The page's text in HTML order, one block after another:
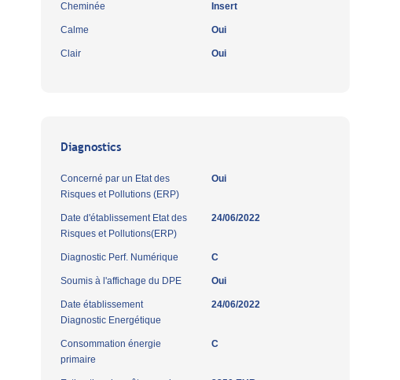
Cheminée Insert
Calme Oui
Clair Oui
Diagnostics
Concerné par un Etat des
Risques et Pollutions (ERP)
Oui
Date d'établissement Etat des
Risques et Pollutions(ERP)
24/06/2022
Diagnostic Perf. Numérique C
Soumis à l'affichage du DPE Oui
Date établissement
Diagnostic Energétique
24/06/2022
Consommation énergie
primaire
C